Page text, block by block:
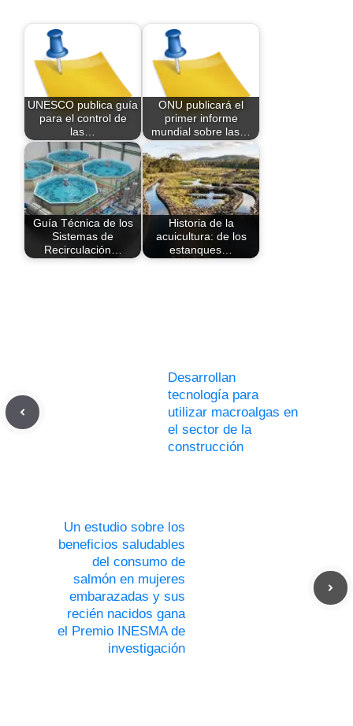
UNESCO publica guía
para el control de
las…
ONU publicará el
primer informe
mundial sobre las…
Guía Técnica de los
Sistemas de
Recirculación…
Historia de la
acuicultura: de los
estanques…
Desarrollan
tecnología para
utilizar macroalgas en
el sector de la
construcción
Un estudio sobre los
beneficios saludables
del consumo de
salmón en mujeres
embarazadas y sus
recién nacidos gana
el Premio INESMA de
investigación